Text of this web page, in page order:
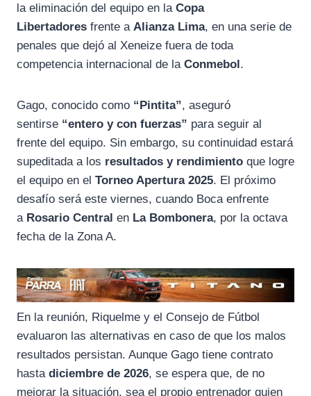
k
a
m
p
la eliminación del equipo en la Copa
Libertadores frente a Alianza Lima, en una serie de
penales que dejó al Xeneize fuera de toda
competencia internacional de la Conmebol.
Gago, conocido como “Pintita”, aseguró
sentirse “entero y con fuerzas” para seguir al
frente del equipo. Sin embargo, su continuidad estará
supeditada a los resultados y rendimiento que logre
el equipo en el Torneo Apertura 2025. El próximo
desafío será este viernes, cuando Boca enfrente
a Rosario Central en La Bombonera, por la octava
fecha de la Zona A.
En la reunión, Riquelme y el Consejo de Fútbol
evaluaron las alternativas en caso de que los malos
resultados persistan. Aunque Gago tiene contrato
hasta diciembre de 2026, se espera que, de no
mejorar la situación, sea el propio entrenador quien